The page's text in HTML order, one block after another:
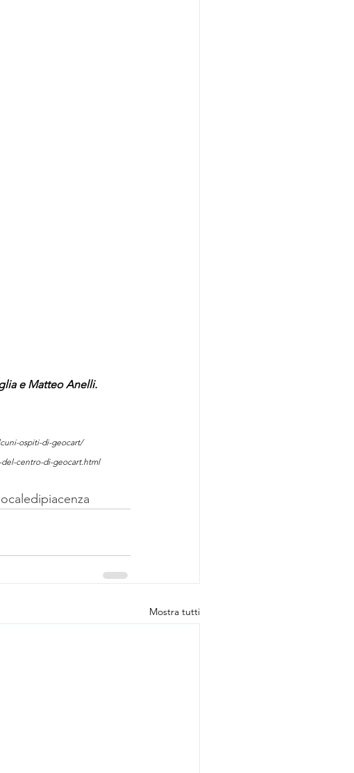
e Matteo Anelli.
ospiti-di-geocart/
centro-di-geocart.html
Mostra tutti